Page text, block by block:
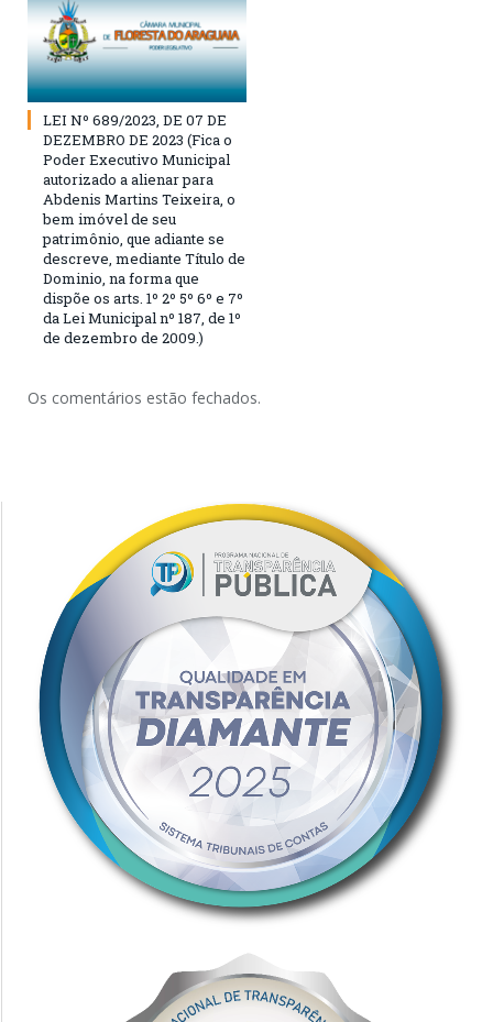
LEI Nº 689/2023, DE 07 DE
DEZEMBRO DE 2023 (Fica o
Poder Executivo Municipal
autorizado a alienar para
Abdenis Martins Teixeira, o
bem imóvel de seu
patrimônio, que adiante se
descreve, mediante Título de
Dominio, na forma que
dispõe os arts. 1º 2º 5º 6º e 7º
da Lei Municipal nº 187, de 1º
de dezembro de 2009.)
Os comentários estão fechados.